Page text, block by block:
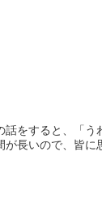
をすると、「う
長いので、皆に